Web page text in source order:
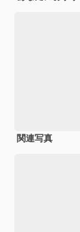
関連写真